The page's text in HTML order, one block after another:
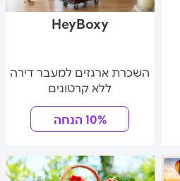
HeyBoxy
השכרת ארגזים למעבר דירה
ללא קרטונים
10% הנחה